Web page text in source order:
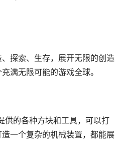
探索、生存，展开无限的创造
满无限可能的游戏全球。
供的各种方块和工具，可以打
一个复杂的机械装置，都能展